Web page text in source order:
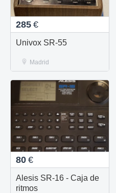
285 €
Univox SR-55
Madrid
80 €
Alesis SR-16 - Caja de
ritmos